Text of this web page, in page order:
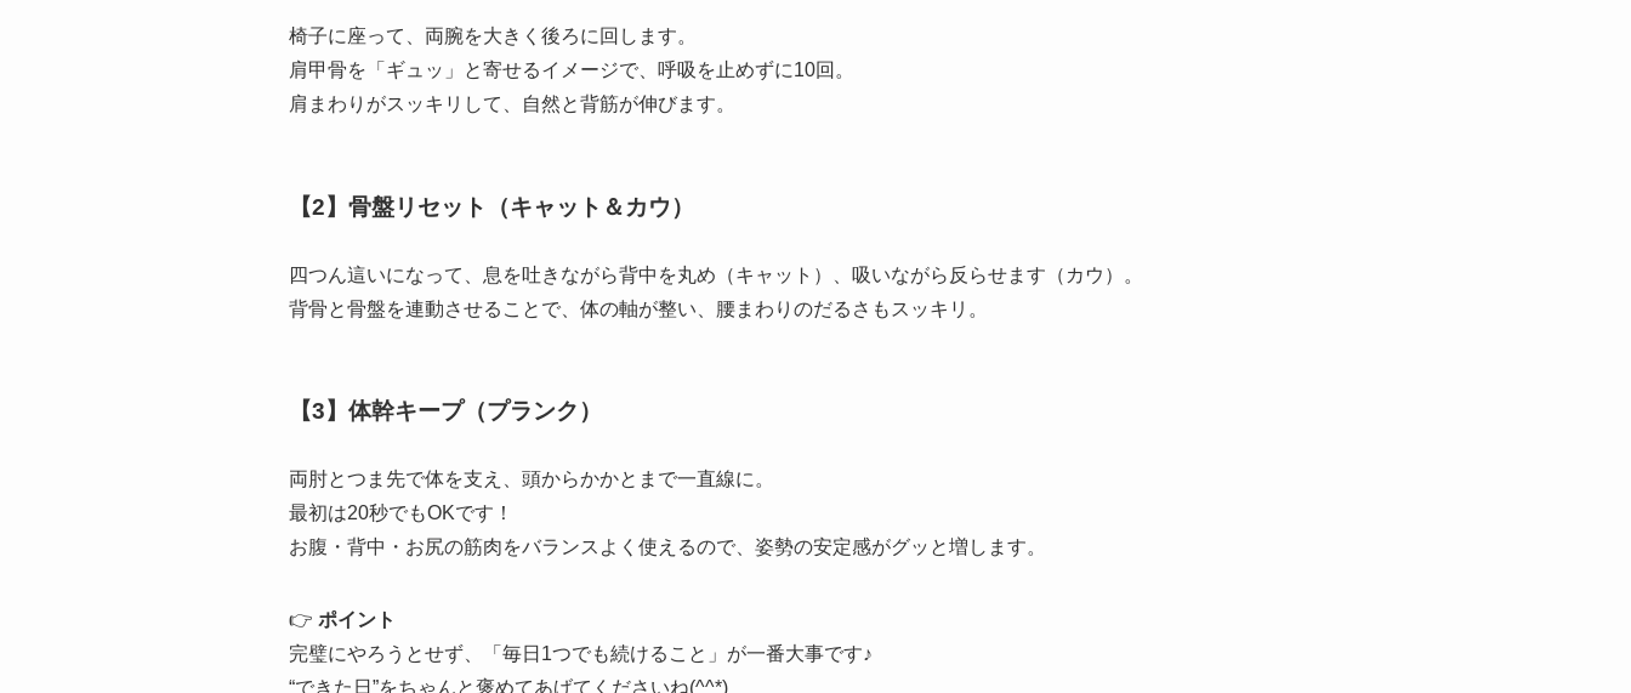
椅子に座って、両腕を大きく後ろに回します。
肩甲骨を「ギュッ」と寄せるイメージで、呼吸を止めずに10回。
肩まわりがスッキリして、自然と背筋が伸びます。
【2】骨盤リセット（キャット＆カウ）
四つん這いになって、息を吐きながら背中を丸め（キャット）、吸いながら反らせます（カウ）。
背骨と骨盤を連動させることで、体の軸が整い、腰まわりのだるさもスッキリ。
【3】体幹キープ（プランク）
両肘とつま先で体を支え、頭からかかとまで一直線に。
最初は20秒でもOKです！
お腹・背中・お尻の筋肉をバランスよく使えるので、姿勢の安定感がグッと増します。
👉 ポイント
完璧にやろうとせず、「毎日1つでも続けること」が一番大事です♪
“できた日”をちゃんと褒めてあげてくださいね(^^*)